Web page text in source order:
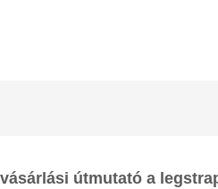
útmutató a